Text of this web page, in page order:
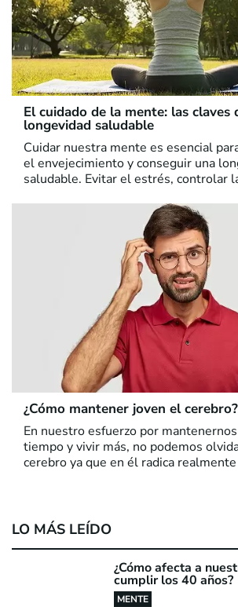
El cuidado de la mente: las claves
longevidad saludable
Cuidar nuestra mente es esencial
el envejecimiento y conseguir una
saludable. Evitar el estrés, controlar
¿Cómo mantener joven el cerebro?
En nuestro esfuerzo por
tiempo y vivir más, no podemos
cerebro ya que en él radica
LO MÁS LEÍDO
¿Cómo afecta a
cumplir los 40 años?
MENTE